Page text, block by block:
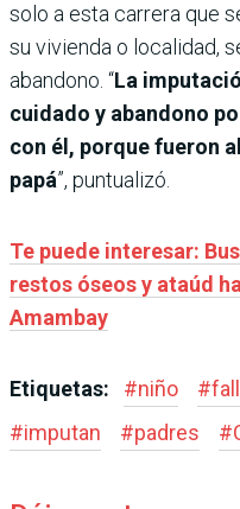
solo a esta carrera que
su vivienda o localidad,
abandono. “La
cuidado y abandono
con él, porque fueron
papá”, puntualizó.
Te puede interesar:
restos óseos y ataúd
Amambay
Etiquetas: #niño #
#imputan #padres #